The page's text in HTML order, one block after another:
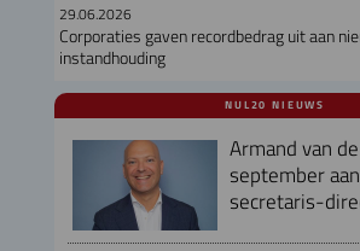
29.06.2026
Corporaties gaven recordbedrag uit aan
instandhouding
NUL20 NIEUWS
Armand van
september
secretaris-